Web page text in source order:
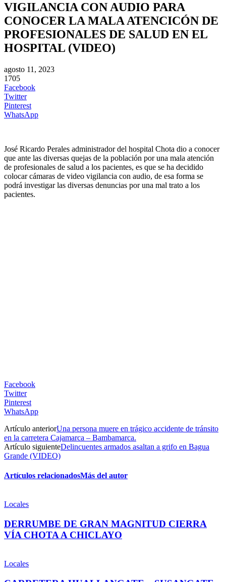
VIGILANCIA CON AUDIO PARA
CONOCER LA MALA ATENCICÓN DE
PROFESIONALES DE SALUD EN EL
HOSPITAL (VIDEO)
agosto 11, 2023
1705
Facebook
Twitter
Pinterest
WhatsApp
José Ricardo Perales administrador del hospital Chota dio a conocer
que ante las diversas quejas de la población por una mala atención
de profesionales de salud a los pacientes, es que se ha decidido
colocar cámaras de video vigilancia con audio, de esa forma se
podrá investigar las diversas denuncias por una mal trato a los
pacientes.
Facebook
Twitter
Pinterest
WhatsApp
Artículo anteriorUna persona muere en trágico accidente de tránsito
en la carretera Cajamarca – Bambamarca.
Artículo siguienteDelincuentes armados asaltan a grifo en Bagua
Grande (VIDEO)
Artículos relacionadosMás del autor
Locales
DERRUMBE DE GRAN MAGNITUD CIERRA
VÍA CHOTA A CHICLAYO
Locales